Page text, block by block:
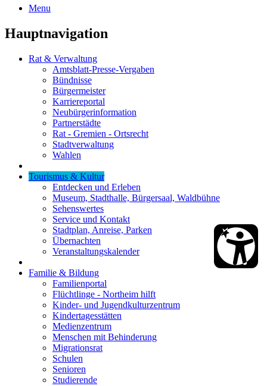
Menu
Hauptnavigation
Rat & Verwaltung
Amtsblatt-Presse-Vergaben
Bündnisse
Bürgermeister
Karriereportal
Neubürgerinformation
Partnerstädte
Rat - Gremien - Ortsrecht
Stadtverwaltung
Wahlen
Tourismus & Kultur
Entdecken und Erleben
Museum, Stadthalle, Bürgersaal, Waldbühne
Sehenswertes
Service und Kontakt
Stadtplan, Anreise, Parken
Übernachten
Veranstaltungskalender
Familie & Bildung
Familienportal
Flüchtlinge - Northeim hilft
Kinder- und Jugendkulturzentrum
Kindertagesstätten
Medienzentrum
Menschen mit Behinderung
Migrationsrat
Schulen
Senioren
Studierende